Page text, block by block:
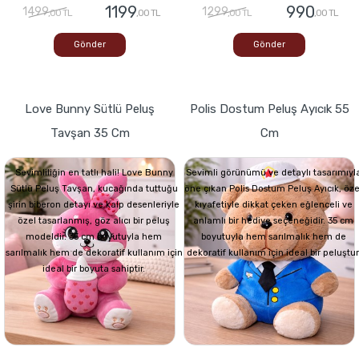
1499,00 TL 1199,00 TL
Gönder
1299,00 TL 990,00 TL
Gönder
Love Bunny Sütlü Peluş
Tavşan 35 Cm
Sevimliliğin en tatlı hali! Love Bunny
Sütlü Peluş Tavşan, kucağında tuttuğu
şirin biberon detayı ve kalp desenleriyle
özel tasarlanmış, göz alıcı bir peluş
modeldir. 35 cm boyutuyla hem
sarılmalık hem de dekoratif kullanım için
ideal bir boyuta sahiptir.
Polis Dostum Peluş Ayıcık 55
Cm
Sevimli görünümü ve detaylı
öne çıkan Polis Dostum Peluş Ayıcık,
kıyafetiyle dikkat çeken eğlenceli ve
anlamlı bir hediye seçeneğidir. 35 cm
boyutuyla hem sarılmalık hem de
dekoratif kullanım için ideal bir